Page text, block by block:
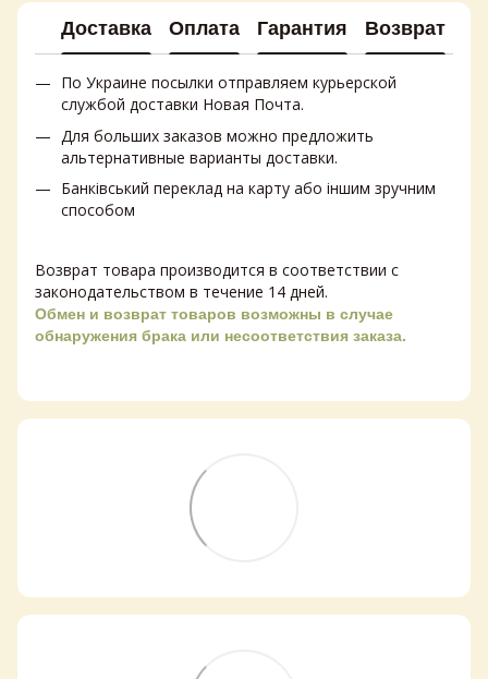
Доставка Оплата Гарантия Возврат
По Украине посылки отправляем курьерской
службой доставки Новая Почта.
Для больших заказов можно предложить
альтернативные варианты доставки.
Банківський переклад на карту або іншим зручним
способом
Возврат товара производится в соответствии с
законодательством в течение 14 дней.
Обмен и возврат товаров возможны в случае
обнаружения брака или несоответствия заказа.